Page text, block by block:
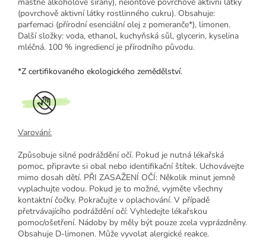
(povrchově aktivní látky rostlinného cukru). Obsahuje:
parfemaci (přírodní esenciální olej z pomeranče*), limonen.
Další složky: voda, ethanol, kuchyňská sůl, glycerin, kyselina
mléčná. 100 % ingrediencí je přírodního původu.
*Z certifikovaného ekologického zemědělství.
Varování:
Způsobuje silné podráždění očí. Pokud je nutná lékařská
pomoc, připravte si obal nebo identifikační štítek. Uchovávejte
mimo dosah dětí. PŘI ZASAŽENÍ OČÍ: Několik minut jemně
vyplachujte vodou. Pokud je to možné, vyjměte všechny
kontaktní čočky. Pokračujte v oplachování. V případě
přetrvávajícího podráždění očí: Vyhledejte lékařskou
pomoc/ošetření. Nádoby by měly být pouze zcela vyprázdněny.
Obsahuje D-limonen. Může vyvolat alergické reakce.